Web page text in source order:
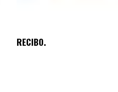
RECIBO.